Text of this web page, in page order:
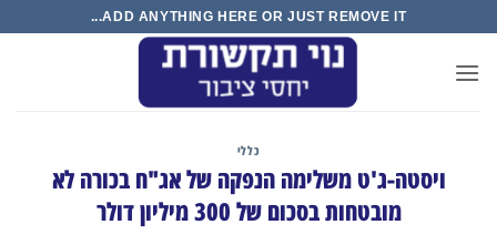
content
ADD ANYTHING HERE OR JUST REMOVE IT...
כללי
ויסטה-ג'ט משלימה הנפקה של אג"ח בכורה לא
מובטחות בסכום של 300 מיליון דולר